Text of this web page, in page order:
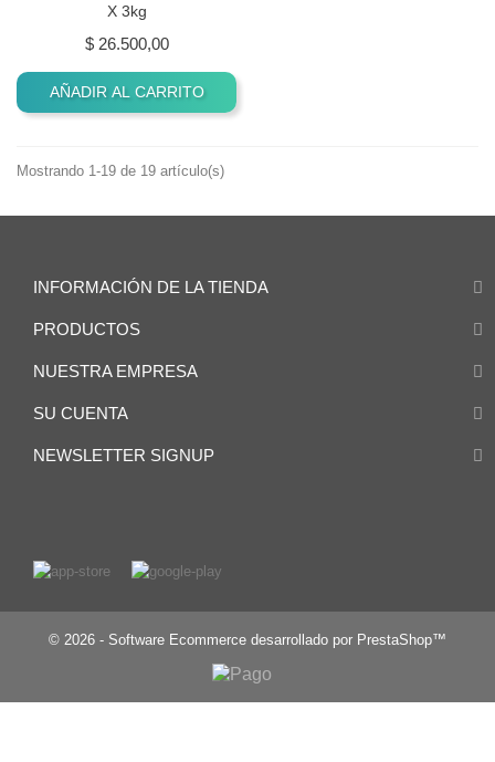
X 3kg
$ 26.500,00Precio
AÑADIR AL CARRITO
Mostrando 1-19 de 19 artículo(s)
INFORMACIÓN DE LA TIENDA
PRODUCTOS
NUESTRA EMPRESA
SU CUENTA
NEWSLETTER SIGNUP
© 2026 - Software Ecommerce desarrollado por PrestaShop™